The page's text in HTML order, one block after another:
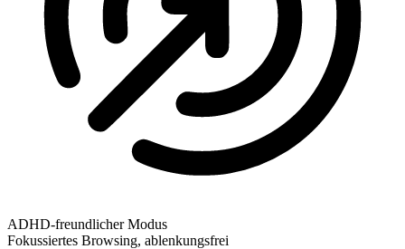
ADHD-freundlicher Modus
Fokussiertes Browsing, ablenkungsfrei